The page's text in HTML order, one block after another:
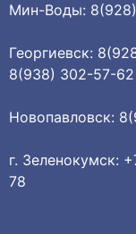
Мин-Воды:
Георгиевск:
8(938) 302-57-
Новопавловск:
г. Зеленокумск:
78